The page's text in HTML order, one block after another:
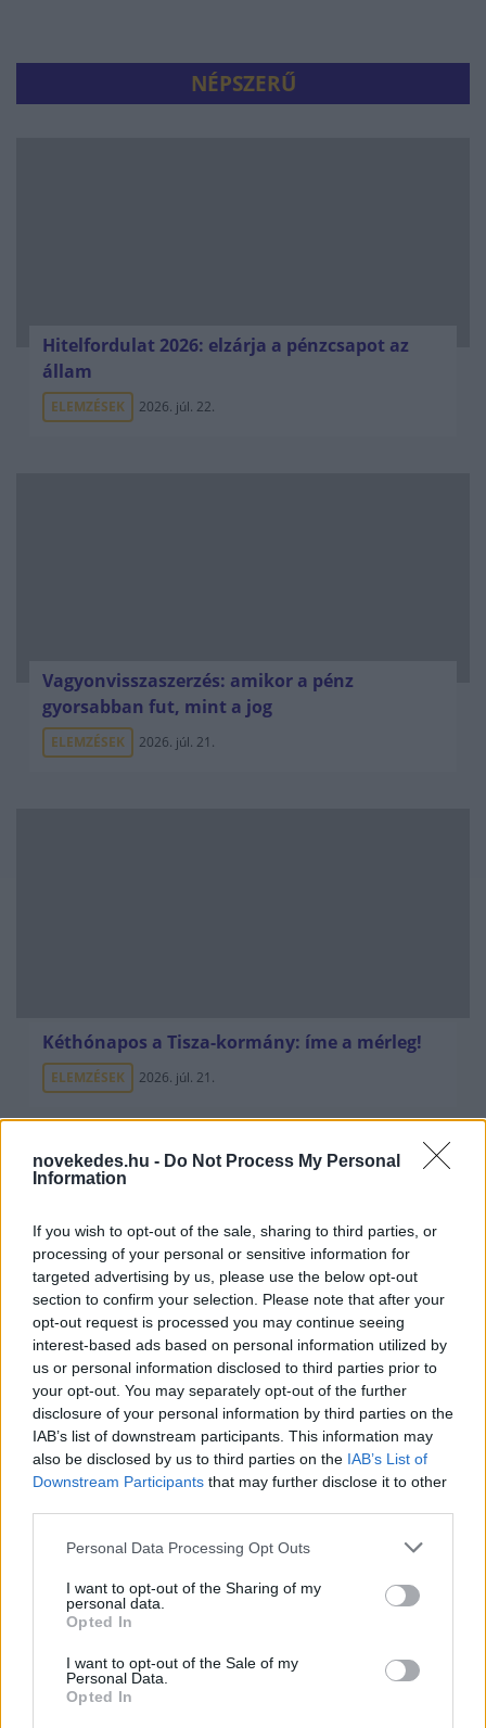
novekedes.hu - Do Not Process My Personal
Information
If you wish to opt-out of the sale, sharing to third parties, or
processing of your personal or sensitive information for
targeted advertising by us, please use the below opt-out
section to confirm your selection. Please note that after your
opt-out request is processed you may continue seeing
interest-based ads based on personal information utilized by
us or personal information disclosed to third parties prior to
your opt-out. You may separately opt-out of the further
disclosure of your personal information by third parties on the
IAB’s list of downstream participants. This information may
also be disclosed by us to third parties on the IAB’s List of
Downstream Participants that may further disclose it to other
Please note that this website/app uses one or more Google
not limited to your visit or usage behaviour. You may click to
grant or deny consent to Google and its third-party tags to
use your data for below specified purposes in below Google
consent section.
Personal Data Processing Opt Outs
I want to opt-out of the Sharing of my
personal data.
Opted In
I want to opt-out of the Sale of my
Personal Data.
Opted In
NÉPSZERŰ
Hitelfordulat 2026: elzárja a pénzcsapot az
állam
ELEMZÉSEK 2026. júl. 22.
Vagyonvisszaszerzés: amikor a pénz
gyorsabban fut, mint a jog
ELEMZÉSEK 2026. júl. 21.
Kéthónapos a Tisza-kormány: íme a mérleg!
ELEMZÉSEK 2026. júl. 21.
Uniós források: íme a teendők, amelyek a
pénzek érkezéséhez még szükségesek
ELEMZÉSEK 2026. júl. 20.
Minden idők legjövedelmezőbbje és
legdrágábbja volt az amerikai foci vb -
gyorsmérleg